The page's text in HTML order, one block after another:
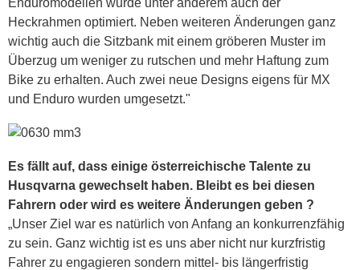
Heckrahmen optimiert. Neben weiteren Änderungen ganz
wichtig auch die Sitzbank mit einem gröberen Muster im
Überzug um weniger zu rutschen und mehr Haftung zum
Bike zu erhalten. Auch zwei neue Designs eigens für MX
und Enduro wurden umgesetzt."
Es fällt auf, dass einige österreichische Talente zu
Husqvarna gewechselt haben. Bleibt es bei diesen
Fahrern oder wird es weitere Änderungen geben ?
„Unser Ziel war es natürlich von Anfang an konkurrenzfähig
zu sein. Ganz wichtig ist es uns aber nicht nur kurzfristig
Fahrer zu engagieren sondern mittel- bis längerfristig